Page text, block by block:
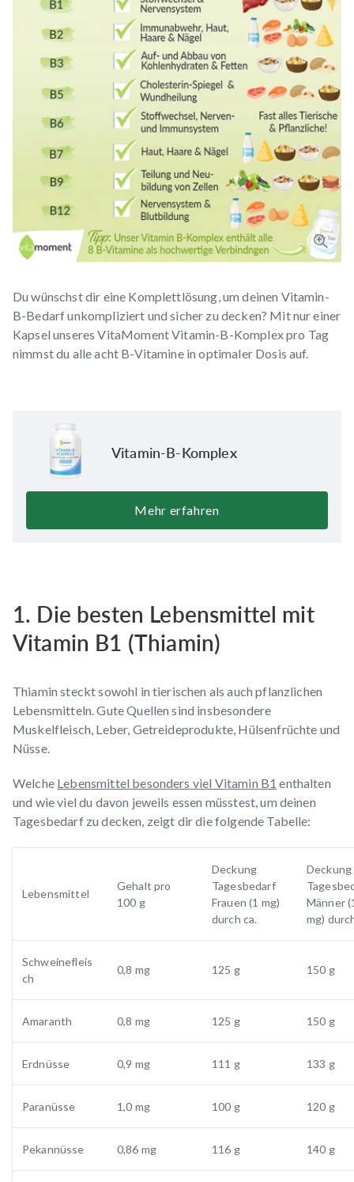
Du wünschst dir eine Komplettlösung, um deinen Vitamin-
B-Bedarf unkompliziert und sicher zu decken? Mit nur einer
Kapsel unseres VitaMomentVitamin-B-Komplexpro Tag
nimmst du alle acht B-Vitamine in optimaler Dosis auf.
Vitamin-B-Komplex
Mehr erfahren
1. Die besten Lebensmittel mit
Vitamin B1 (Thiamin)
Thiamin steckt sowohl in tierischen als auch pflanzlichen
Lebensmitteln. Gute Quellen sind insbesondere
Muskelfleisch, Leber, Getreideprodukte, Hülsenfrüchte und
Nüsse.
Welche Lebensmittel besonders viel Vitamin B1 enthalten
und wie viel du davon jeweils essen müsstest, um deinen
Tagesbedarf zu decken, zeigt dir die folgende Tabelle:
Lebensmittel
Gehalt pro
100 g
Deckung
Tagesbedarf
Frauen (1 mg)
durch ca.
Deckung
Männer
mg)
Schweinefleis
ch
0,8 mg 125 g 150 g
Amaranth 0,8 mg 125 g 150 g
Erdnüsse 0,9 mg 111 g 133 g
Paranüsse 1,0 mg 100 g 120 g
Pekannüsse 0,86 mg 116 g 140 g